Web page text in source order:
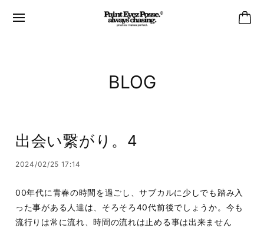
BLOG
出会い繋がり。4
2024/02/25 17:14
00年代に青春の時間を過ごし、サブカルに少しでも踏み入
った事がある人達は、そろそろ40代前後でしょうか。今も
流行りは常に流れ、時間の流れは止める事は出来ません